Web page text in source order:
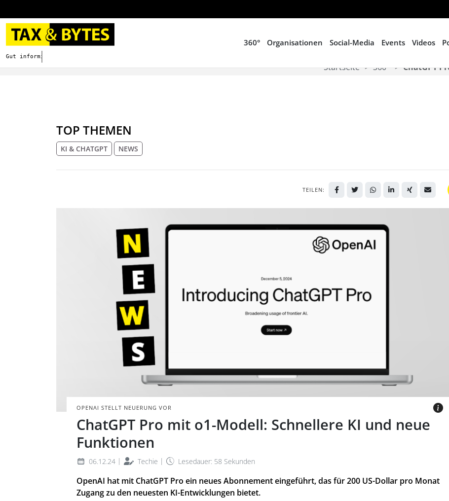
Gut informieren. Besser digitalisieren.
360° Organisationen Social-Media Events Videos
Startseite 360° ChatGPT
TOP THEMEN
KI & CHATGPT NEWS
TEILEN:
OPENAI STELLT NEUERUNG VOR
ChatGPT Pro mit o1-Modell: Schnellere KI und neue
Funktionen
06.12.24 | Techie | Lesedauer: 58 Sekunden
BILD: OPENAI.COM
OpenAI hat mit ChatGPT Pro ein neues Abonnement eingeführt, das für 200 US-Dollar pro Monat
Zugang zu den neuesten KI-Entwicklungen bietet.